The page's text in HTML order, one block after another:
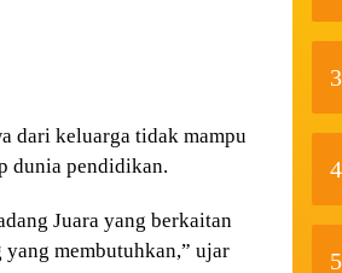
dari keluarga tidak mampu
dunia pendidikan.
Juara yang berkaitan
yang membutuhkan,” ujar
3
4
5